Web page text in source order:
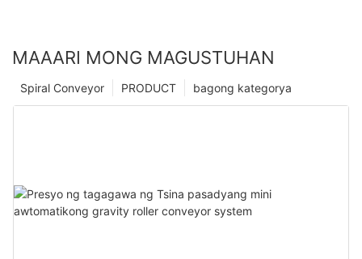
MAAARI MONG MAGUSTUHAN
bagong kategorya
PRODUCT
Spiral Conveyor